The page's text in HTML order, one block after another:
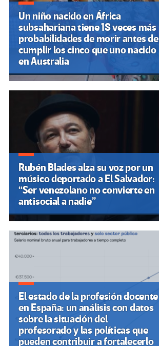
Un niño nacido en África
subsahariana tiene 18 veces más
probabilidades de morir antes de
cumplir los cinco que uno nacido
en Australia
Rubén Blades alza su voz por un
músico deportado a El Salvador:
“Ser venezolano no convierte en
antisocial a nadie”
El estado de la profesión docente
en España: un análisis con datos
sobre la situación del
profesorado y las políticas que
pueden contribuir a fortalecerlo